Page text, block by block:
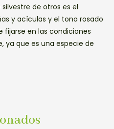
de otros es el
y acículas y el tono rosado
fijarse en las condiciones
ya que es una especie de